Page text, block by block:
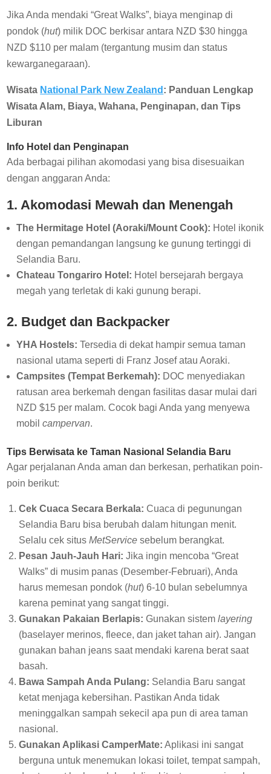
Jika Anda mendaki “Great Walks”, biaya menginap di
pondok (hut) milik DOC berkisar antara NZD $30 hingga
NZD $110 per malam (tergantung musim dan status
kewarganegaraan).
Wisata National Park New Zealand : Panduan Lengkap
Wisata Alam, Biaya, Wahana, Penginapan, dan Tips
Liburan
Info Hotel dan Penginapan
Ada berbagai pilihan akomodasi yang bisa disesuaikan
dengan anggaran Anda:
1. Akomodasi Mewah dan Menengah
The Hermitage Hotel (Aoraki/Mount Cook): Hotel ikonik
dengan pemandangan langsung ke gunung tertinggi di
Selandia Baru.
Chateau Tongariro Hotel: Hotel bersejarah bergaya
megah yang terletak di kaki gunung berapi.
2. Budget dan Backpacker
YHA Hostels: Tersedia di dekat hampir semua taman
nasional utama seperti di Franz Josef atau Aoraki.
Campsites (Tempat Berkemah): DOC menyediakan
ratusan area berkemah dengan fasilitas dasar mulai dari
NZD $15 per malam. Cocok bagi Anda yang menyewa
mobilcampervan.
Tips Berwisata ke Taman Nasional Selandia Baru
Agar perjalanan Anda aman dan berkesan, perhatikan poin-
poin berikut:
Cek Cuaca Secara Berkala: Cuaca di pegunungan
Selandia Baru bisa berubah dalam hitungan menit.
Selalu cek situsMetService sebelum berangkat.
Pesan Jauh-Jauh Hari: Jika ingin mencoba “Great
Walks” di musim panas (Desember-Februari), Anda
harus memesan pondok (hut) 6-10 bulan sebelumnya
karena peminat yang sangat tinggi.
Gunakan Pakaian Berlapis: Gunakan sistemlayering
(baselayer merinos, fleece, dan jaket tahan air). Jangan
gunakan bahan jeans saat mendaki karena berat saat
basah.
Bawa Sampah Anda Pulang: Selandia Baru sangat
ketat menjaga kebersihan. Pastikan Anda tidak
meninggalkan sampah sekecil apa pun di area taman
nasional.
Gunakan Aplikasi CamperMate: Aplikasi ini sangat
berguna untuk menemukan lokasi toilet, tempat sampah,